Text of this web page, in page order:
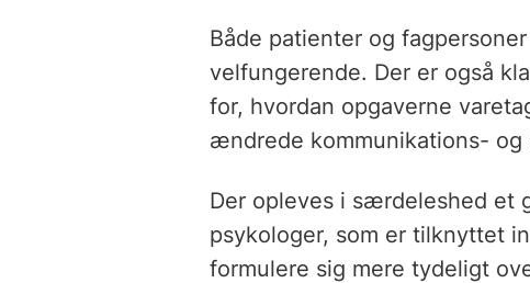
Både patienter og
velfungerende. Der er også
for, hvordan opgaverne
ændrede kommunikations- og
Der opleves i særdeleshed et
psykologer, som er tilknyttet
formulere sig mere tydeligt